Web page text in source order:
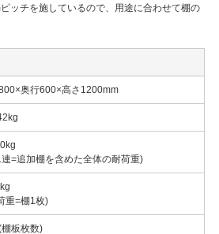
ッチを施しているので、用途に合わせて棚の
奥行600×高さ1200mm
=追加棚を含めた全体の耐荷重)
重=棚1枚)
板枚数)